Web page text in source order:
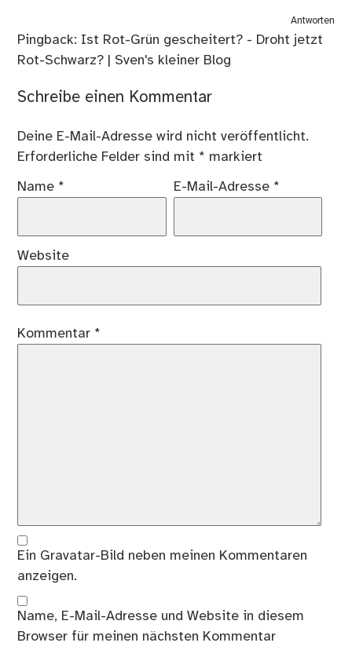
Antworten
Pingback: Ist Rot-Grün gescheitert? - Droht jetzt
Rot-Schwarz? | Sven's kleiner Blog
Schreibe einen Kommentar
Deine E-Mail-Adresse wird nicht veröffentlicht.
Erforderliche Felder sind mit * markiert
Name * E-Mail-Adresse *
Website
Kommentar *
Ein Gravatar-Bild neben meinen Kommentaren
anzeigen.
Name, E-Mail-Adresse und Website in diesem
Browser für meinen nächsten Kommentar